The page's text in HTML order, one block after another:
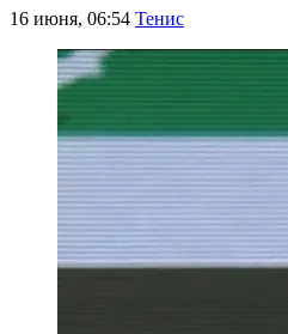
16 июня, 06:54 Тенис